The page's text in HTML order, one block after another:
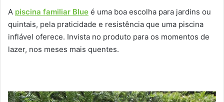
A piscina familiar Blue é uma boa escolha para jardins ou
quintais, pela praticidade e resistência que uma piscina
inflável oferece. Invista no produto para os momentos de
lazer, nos meses mais quentes.